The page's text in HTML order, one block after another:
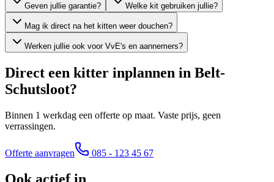
Geven jullie garantie? Welke kit gebruiken jullie?
Mag ik direct na het kitten weer douchen?
Werken jullie ook voor VvE's en aannemers?
Direct een kitter inplannen in Belt-
Schutsloot?
Binnen 1 werkdag een offerte op maat. Vaste prijs, geen
verrassingen.
Offerte aanvragen 085 - 123 45 67
Ook actief in